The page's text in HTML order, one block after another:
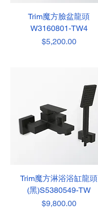
Trim魔方臉盆龍頭
W3160801-TW4
價格
$5,200.00
Trim魔方淋浴浴缸龍頭
(黑)S5380549-TW
價格
$9,800.00